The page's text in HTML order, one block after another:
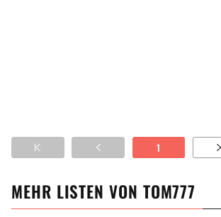
1
MEHR LISTEN VON TOM777